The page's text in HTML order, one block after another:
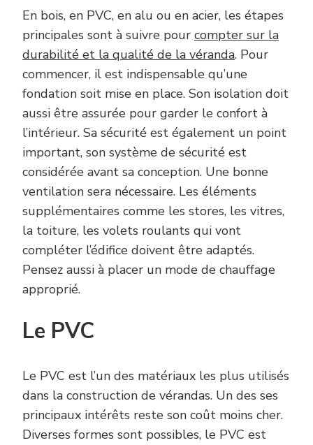
En bois, en PVC, en alu ou en acier, les étapes
principales sont à suivre pour compter sur la
durabilité et la qualité de la véranda. Pour
commencer, il est indispensable qu’une
fondation soit mise en place. Son isolation doit
aussi être assurée pour garder le confort à
l’intérieur. Sa sécurité est également un point
important, son système de sécurité est
considérée avant sa conception. Une bonne
ventilation sera nécessaire. Les éléments
supplémentaires comme les stores, les vitres,
la toiture, les volets roulants qui vont
compléter l’édifice doivent être adaptés.
Pensez aussi à placer un mode de chauffage
approprié.
Le PVC
Le PVC est l’un des matériaux les plus utilisés
dans la construction de vérandas. Un des ses
principaux intérêts reste son coût moins cher.
Diverses formes sont possibles, le PVC est